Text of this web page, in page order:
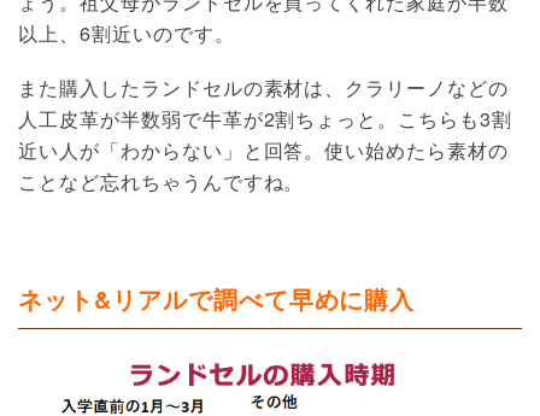
以上、6割近いのです。
また購入したランドセルの素材は、クラリーノなどの
人工皮革が半数弱で牛革が2割ちょっと。こちらも3割
近い人が「わからない」と回答。使い始めたら素材の
ことなど忘れちゃうんですね。
ネット&リアルで調べて早めに購入